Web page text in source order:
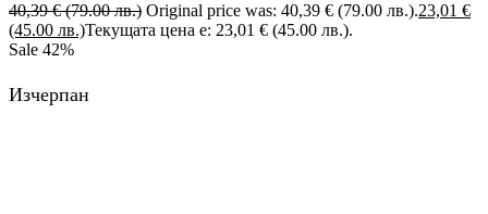
40,39€ (79.00 лв.) Original price was: 40,39 € (79.00 лв.).23,01 €
(45.00 лв.)Текущата цена е: 23,01 € (45.00 лв.).
Sale 42%
Изчерпан